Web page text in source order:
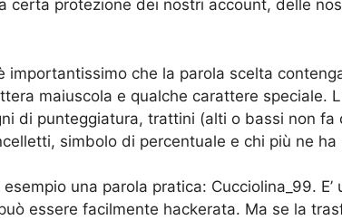
certa protezione dei nostri account, delle
importantissimo che la parola scelta
maiuscola e qualche carattere speciale.
di punteggiatura, trattini (alti o bassi non fa
simbolo di percentuale e chi più ne ha
una parola pratica: Cucciolina_99.
essere facilmente hackerata. Ma se la